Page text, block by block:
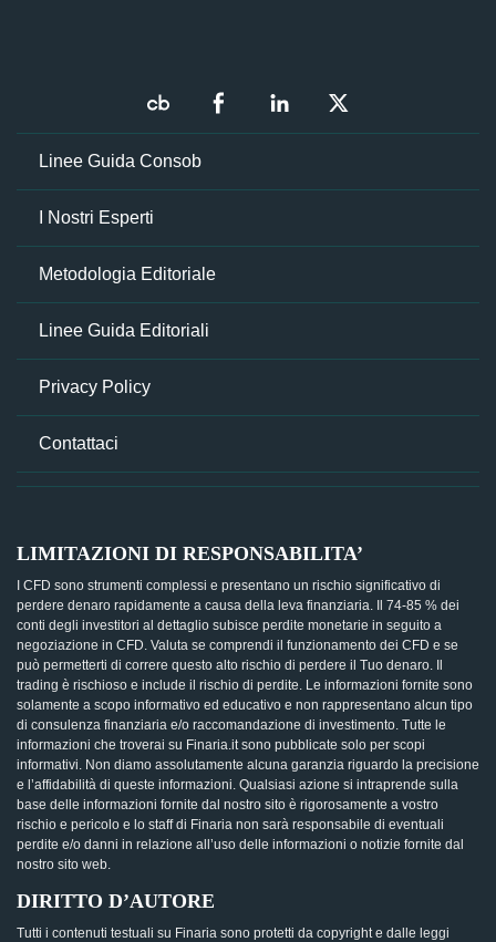
Linee Guida Consob
I Nostri Esperti
Metodologia Editoriale
Linee Guida Editoriali
Privacy Policy
Contattaci
LIMITAZIONI DI RESPONSABILITA’
I CFD sono strumenti complessi e presentano un rischio significativo di
perdere denaro rapidamente a causa della leva finanziaria. Il 74-85 % dei
conti degli investitori al dettaglio subisce perdite monetarie in seguito a
negoziazione in CFD. Valuta se comprendi il funzionamento dei CFD e se
può permetterti di correre questo alto rischio di perdere il Tuo denaro. Il
trading è rischioso e include il rischio di perdite. Le informazioni fornite sono
solamente a scopo informativo ed educativo e non rappresentano alcun tipo
di consulenza finanziaria e/o raccomandazione di investimento. Tutte le
informazioni che troverai su Finaria.it sono pubblicate solo per scopi
informativi. Non diamo assolutamente alcuna garanzia riguardo la precisione
e l’affidabilità di queste informazioni. Qualsiasi azione si intraprende sulla
base delle informazioni fornite dal nostro sito è rigorosamente a vostro
rischio e pericolo e lo staff di Finaria non sarà responsabile di eventuali
perdite e/o danni in relazione all’uso delle informazioni o notizie fornite dal
nostro sito web.
DIRITTO D’AUTORE
Tutti i contenuti testuali su Finaria sono protetti da copyright e dalle leggi